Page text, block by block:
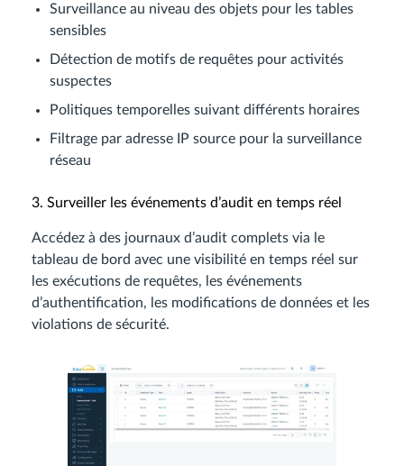
Surveillance au niveau des objets pour les tables
sensibles
Détection de motifs de requêtes pour activités
suspectes
Politiques temporelles suivant différents horaires
Filtrage par adresse IP source pour la surveillance
réseau
3. Surveiller les événements d’audit en temps réel
Accédez à des journaux d’audit complets via le
tableau de bord avec une visibilité en temps réel sur
les exécutions de requêtes, les événements
d’authentification, les modifications de données et les
violations de sécurité.